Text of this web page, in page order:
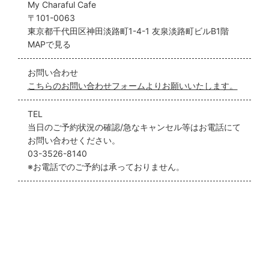
My Charaful Cafe
〒101-0063
東京都千代田区神田淡路町1-4-1 友泉淡路町ビルB1階
MAPで見る
お問い合わせ
こちらのお問い合わせフォームよりお願いいたします。
TEL
当日のご予約状況の確認/急なキャンセル等はお電話にて
お問い合わせください。
03-3526-8140
※お電話でのご予約は承っておりません。